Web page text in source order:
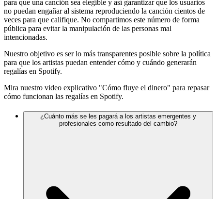
para que una canción sea elegible y así garantizar que los usuarios
no puedan engañar al sistema reproduciendo la canción cientos de
veces para que califique. No compartimos este número de forma
pública para evitar la manipulación de las personas mal
intencionadas.
Nuestro objetivo es ser lo más transparentes posible sobre la política
para que los artistas puedan entender cómo y cuándo generarán
regalías en Spotify.
Mira nuestro video explicativo "Cómo fluye el dinero" para repasar
cómo funcionan las regalías en Spotify.
¿Cuánto más se les pagará a los artistas emergentes y
profesionales como resultado del cambio?